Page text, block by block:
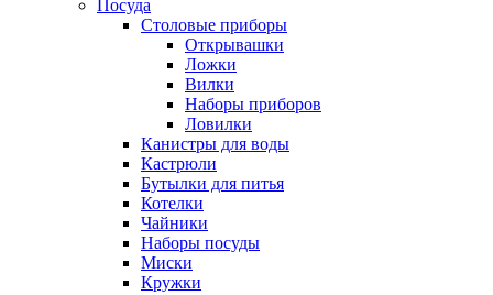
Посуда
Столовые приборы
Открывашки
Ложки
Вилки
Наборы приборов
Ловилки
Канистры для воды
Кастрюли
Бутылки для питья
Котелки
Чайники
Наборы посуды
Миски
Кружки